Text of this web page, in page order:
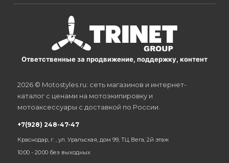
Ответственные за продвижение, поддержку, контент
2026 © Motostyles.ru: сеть магазинов и интернет-
каталог с ценами на мотоэкипировку и
мотоаксессуары с доставкой по России.
+7(928) 248-47-47
Краснодар, г. , ул. Уральская, дом 99, ТЦ Вега, 2й этаж
10:00 - 20:00 без выходных